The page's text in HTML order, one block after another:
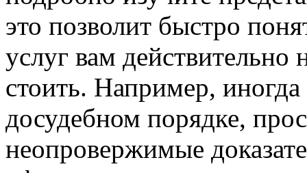
это позволит быстро
услуг вам действительно
стоить. Например,
досудебном порядке,
неопровержимые